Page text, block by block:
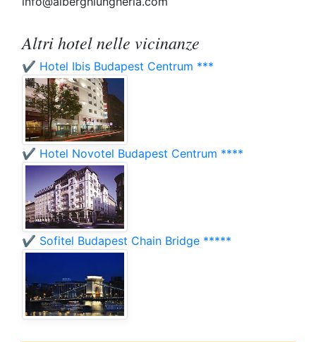
Altri hotel nelle vicinanze
✔️ Hotel Ibis Budapest Centrum ***
✔️ Hotel Novotel Budapest Centrum ****
✔️ Sofitel Budapest Chain Bridge *****